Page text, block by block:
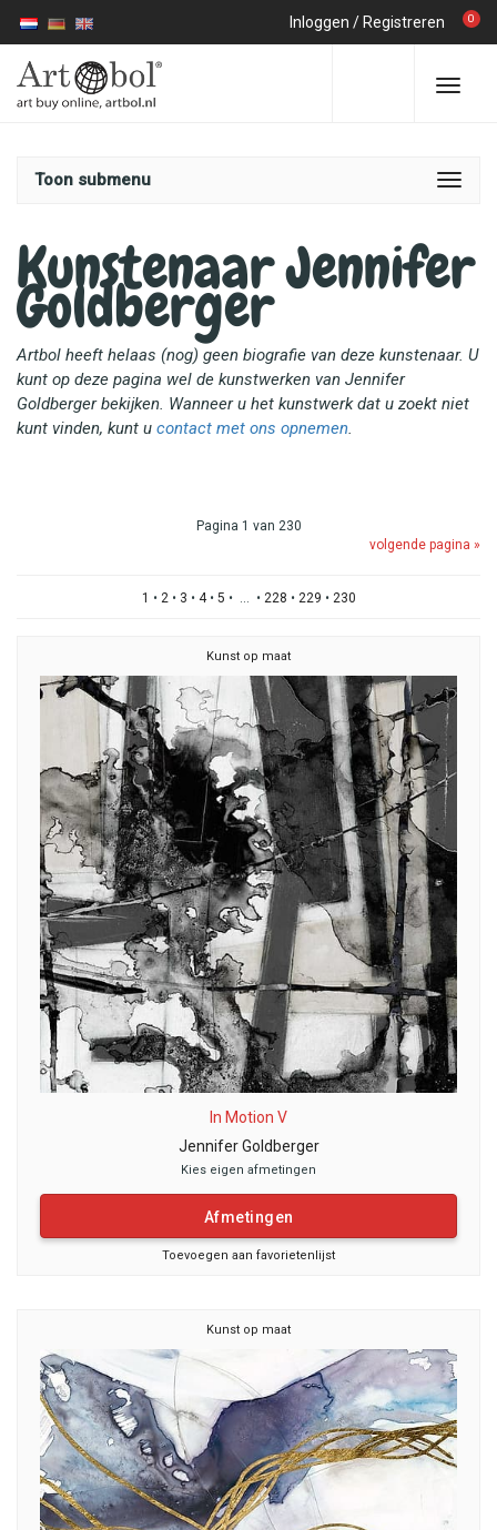
Inloggen / Registreren 0
Toon submenu
Kunstenaar Jennifer
Goldberger
Artbol heeft helaas (nog) geen biografie van deze kunstenaar. U
kunt op deze pagina wel de kunstwerken van Jennifer
Goldberger bekijken. Wanneer u het kunstwerk dat u zoekt niet
kunt vinden, kunt u contact met ons opnemen.
Pagina 1 van 230
volgende pagina »
1 • 2• 3 • 4• 5 • ... • 228 • 229 • 230
Kunst op maat
In Motion V
Jennifer Goldberger
Kies eigen afmetingen
Afmetingen
Toevoegen aan favorietenlijst
Kunst op maat